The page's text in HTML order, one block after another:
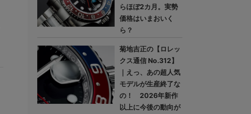
らほぼ2カ月。実勢
価格はいまおいく
ら？
菊地吉正の【ロレッ
クス通信 No.312】
｜えっ、あの超人気
モデルが生産終了な
の！ 2026年新作
以上に今後の動向が